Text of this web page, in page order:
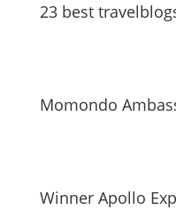
23 best
Momondo
Winner Apollo